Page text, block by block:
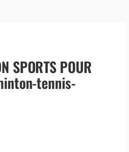
SPORTS POUR
tennis-